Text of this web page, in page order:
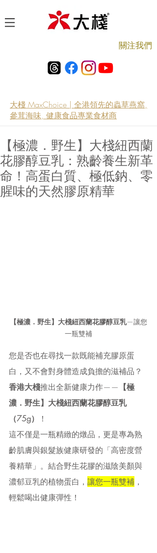
​關注我們
大棧 MaxChoice | 全港領先的蟲草燕窩,
參茸海味, 健康食品專業食材商
【極濃．野生】大棧紐西蘭
花膠醇豆乳：熟齡養生新革
命！高蛋白質、極低鈉、零
腥味的天然膠原精華
【極濃．野生】大棧紐西蘭花膠醇豆乳—讓您
一瓶雙補
您是否也在尋找一款既能補充膠原蛋
白，又不會對身體造成負擔的滋補品？
香港大棧推出全新健康力作—— 【極
濃．野生】大棧紐西蘭花膠醇豆乳
（75g）
！
這不僅是一瓶精緻的燉品，更是專為熟
齡肌膚與銀髮族健康研發的「高密度營
養精華」。結合野生花膠的滋陰美顏與
濃郁豆乳的植物蛋白， 讓您一瓶雙補 ，
輕鬆喝出健康彈性！